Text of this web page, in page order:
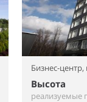
Бизнес-центр,
Высота
реализуемые